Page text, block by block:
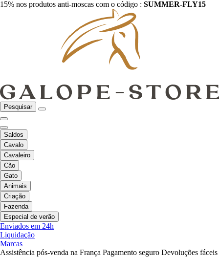
15% nos produtos anti-moscas com o código : SUMMER-FLY15
Pesquisar
Saldos
Cavalo
Cavaleiro
Cão
Gato
Animais
Criação
Fazenda
Especial de verão
Enviados em 24h
Liquidação
Marcas
Assistência pós-venda na França Pagamento seguro Devoluções fáceis